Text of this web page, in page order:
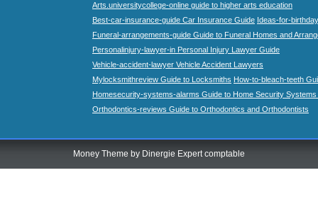
Arts.universitycollege-online guide to higher arts education
Best-car-insurance-guide Car Insurance Guide Ideas-for-
Funeral-arrangements-guide Guide to Funeral Homes and
Personalinjury-lawyer-in Personal Injury Lawyer Guide
Vehicle-accident-lawyer Vehicle Accident Lawyers
Mylocksmithreview Guide to Locksmiths How-to-bleach-teeth
Homesecurity-systems-alarms Guide to Home Security Systems
Orthodontics-reviews Guide to Orthodontics and Orthodontists
Money Theme by Dinergie Expert comptable